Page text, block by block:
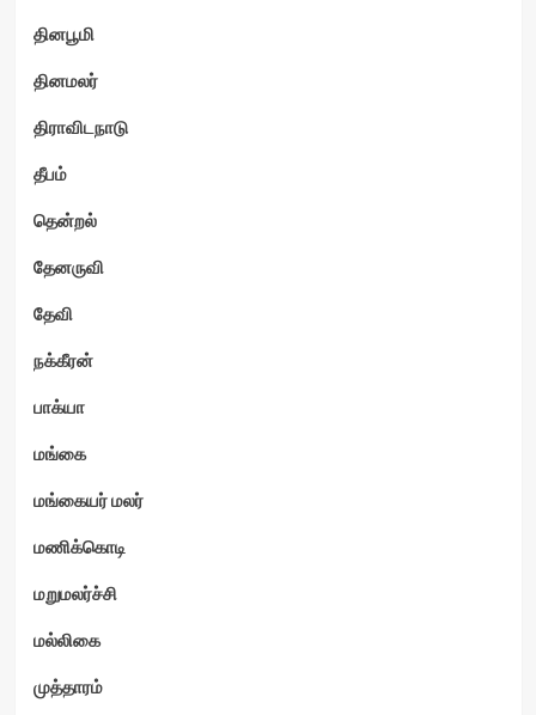
தினபூமி
தினமலர்
திராவிடநாடு
தீபம்
தென்றல்
தேனருவி
தேவி
நக்கீரன்
பாக்யா
மங்கை
மங்கையர் மலர்
மணிக்கொடி
மறுமலர்ச்சி
மல்லிகை
முத்தாரம்